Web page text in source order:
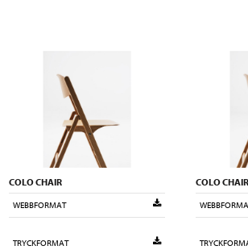
COLO CHAIR
WEBBFORMAT
TRYCKFORMAT
COLO CHAIR